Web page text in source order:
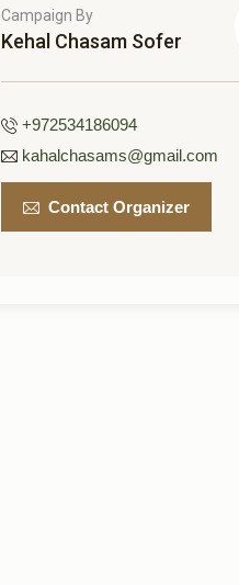
Campaign By
Kehal Chasam Sofer
+972534186094
kahalchasams@gmail.com
Contact Organizer